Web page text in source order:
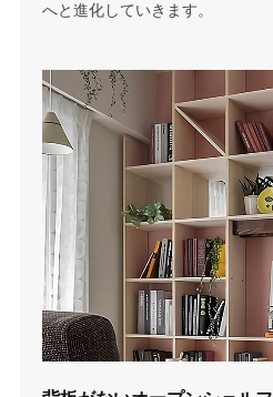
へと進化していきます。